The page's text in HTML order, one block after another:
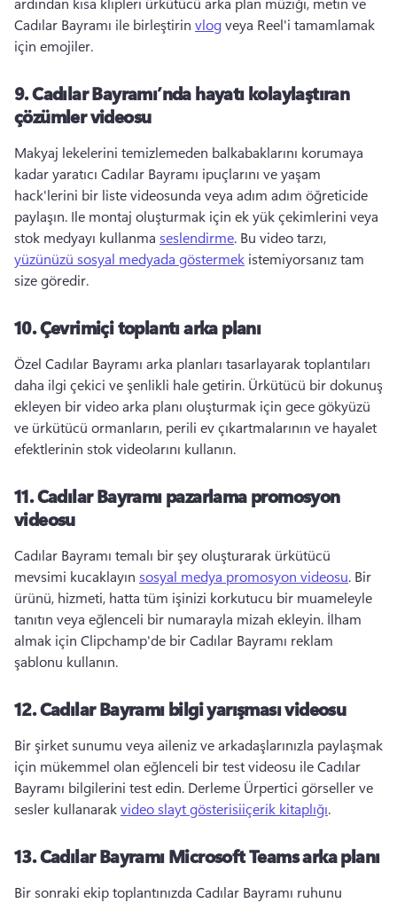
Cadılar Bayramı ile birleştirin vlog veya Reel'i tamamlamak
için emojiler.
9.Cadılar Bayramı’nda hayatı kolaylaştıran
çözümler videosu
Makyaj lekelerini temizlemeden balkabaklarını korumaya
kadar yaratıcı Cadılar Bayramı ipuçlarını ve yaşam
hack'lerini bir liste videosunda veya adım adım öğreticide
paylaşın. Ile montaj oluşturmak için ek yük çekimlerini veya
stok medyayı kullanma seslendirme. Bu video tarzı,
yüzünüzü sosyal medyada göstermek istemiyorsanız tam
size göredir.
10.Çevrimiçi toplantı arka planı
Özel Cadılar Bayramı arka planları tasarlayarak toplantıları
daha ilgi çekici ve şenlikli hale getirin. Ürkütücü bir dokunuş
ekleyen bir video arka planı oluşturmak için gece gökyüzü
ve ürkütücü ormanların, perili ev çıkartmalarının ve hayalet
efektlerinin stok videolarını kullanın.
11.Cadılar Bayramı pazarlama promosyon
videosu
Cadılar Bayramı temalı bir şey oluşturarak ürkütücü
mevsimi kucaklayın sosyal medya promosyon videosu. Bir
ürünü, hizmeti, hatta tüm işinizi korkutucu bir muameleyle
tanıtın veya eğlenceli bir numarayla mizah ekleyin. İlham
almak için Clipchamp'de bir Cadılar Bayramı reklam
şablonu kullanın.
12.Cadılar Bayramı bilgi yarışması videosu
Bir şirket sunumu veya aileniz ve arkadaşlarınızla paylaşmak
için mükemmel olan eğlenceli bir test videosu ile Cadılar
Bayramı bilgilerini test edin. Derleme Ürpertici görseller ve
sesler kullanarak video slayt gösterisiiçerik kitaplığı.
13.Cadılar Bayramı Microsoft Teams arka planı
Bir sonraki ekip toplantınızda Cadılar Bayramı ruhunu